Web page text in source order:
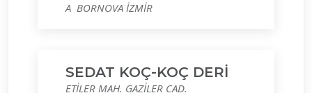
A BORNOVA İZMİR
SEDAT KOÇ-KOÇ DERİ
ETİLER MAH. GAZİLER CAD.